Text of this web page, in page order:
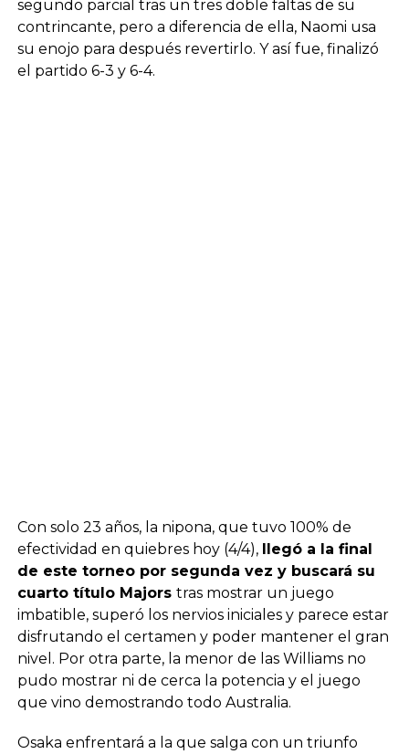
segundo parcial tras un tres doble faltas de su
contrincante, pero a diferencia de ella, Naomi usa
su enojo para después revertirlo. Y así fue, finalizó
el partido 6-3 y 6-4.
Con solo 23 años, la nipona, que tuvo 100% de
efectividad en quiebres hoy (4/4), llegó a la final
de este torneo por segunda vez y buscará su
cuarto título Majors tras mostrar un juego
imbatible, superó los nervios iniciales y parece estar
disfrutando el certamen y poder mantener el gran
nivel. Por otra parte, la menor de las Williams no
pudo mostrar ni de cerca la potencia y el juego
que vino demostrando todo Australia.
Osaka enfrentará a la que salga con un triunfo